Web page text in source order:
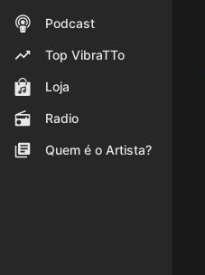
Podcast
Top VibraTTo
Loja
Radio
Quem é o Artista?